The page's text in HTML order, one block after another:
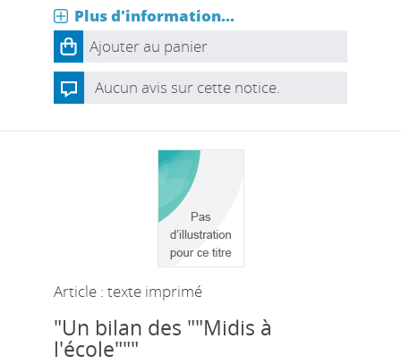
Plus d'information...
Ajouter au panier
Aucun avis sur cette notice.
Article : texte imprimé
"Un bilan des ""Midis à
l'école"""